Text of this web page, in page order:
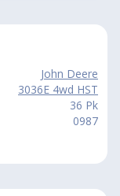
John Deere
3036E 4wd HST
36 Pk
0987